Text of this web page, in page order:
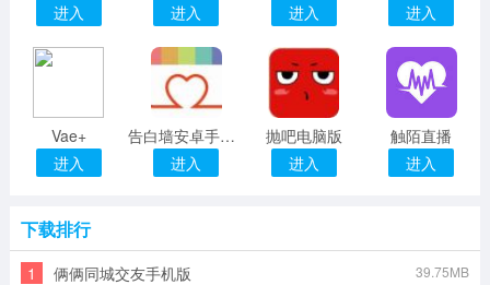
进入
进入
进入
进入
Vae+
进入
告白墙安卓手机版apk
进入
抛吧电脑版
进入
触陌直播
进入
下载排行
1 俩俩同城交友手机版 39.75MB